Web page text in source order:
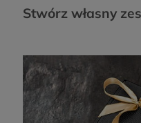
Stwórz własny